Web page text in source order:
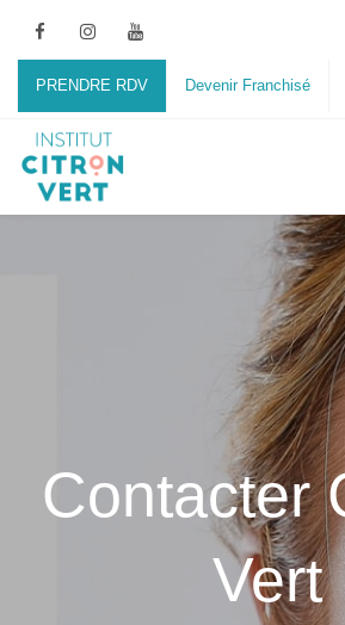
PRENDRE RDV Devenir Franchisé
Contacter
Vert